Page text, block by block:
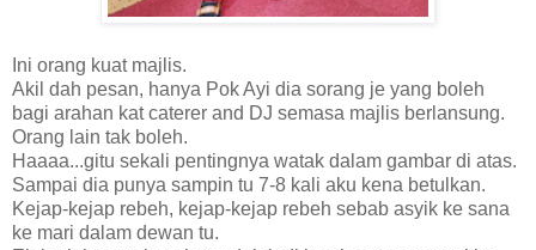
Ini orang kuat majlis.
Akil dah pesan, hanya Pok Ayi dia sorang je yang boleh
bagi arahan kat caterer and DJ semasa majlis berlansung.
Orang lain tak boleh.
Haaaa...gitu sekali pentingnya watak dalam gambar di atas.
Sampai dia punya sampin tu 7-8 kali aku kena betulkan.
Kejap-kejap rebeh, kejap-kejap rebeh sebab asyik ke sana
ke mari dalam dewan tu.